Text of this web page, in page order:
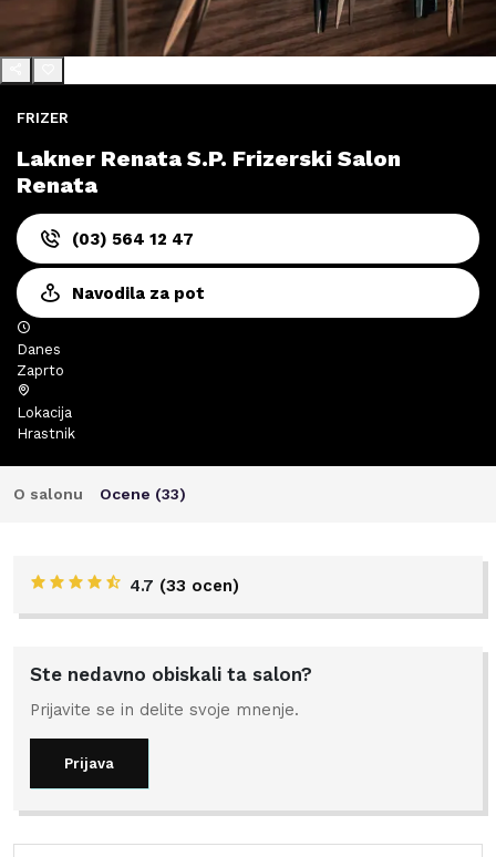
FRIZER
Lakner Renata S.P. Frizerski Salon
Renata
(03) 564 12 47
Navodila za pot
Danes
Zaprto
Lokacija
Hrastnik
O salonu Ocene (33)
4.7 (33 ocen)
Ste nedavno obiskali ta salon?
Prijavite se in delite svoje mnenje.
Prijava